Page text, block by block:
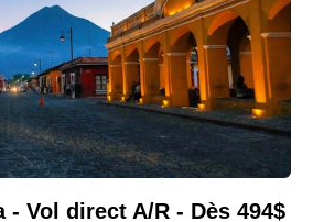
Vol direct A/R - Dès 494$